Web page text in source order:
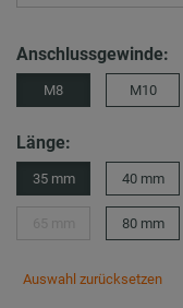
Anschlussgewinde:
M8 M10
Länge:
35 mm 40 mm
80 mm
Auswahl zurücksetzen